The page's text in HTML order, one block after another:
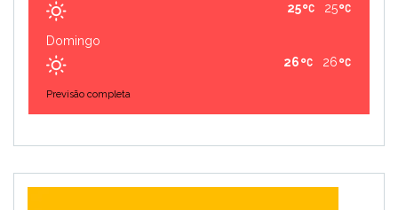
25
25
Domingo
26
26
Previsão completa